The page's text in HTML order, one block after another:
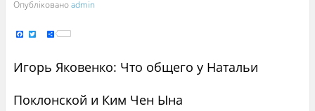
Опублікованоadmin
Fa
b
o
o
Tw
t
e
r
S
h
e
Игорь Яковенко: Что общего у Натальи
Поклонской и Ким Чен Ына